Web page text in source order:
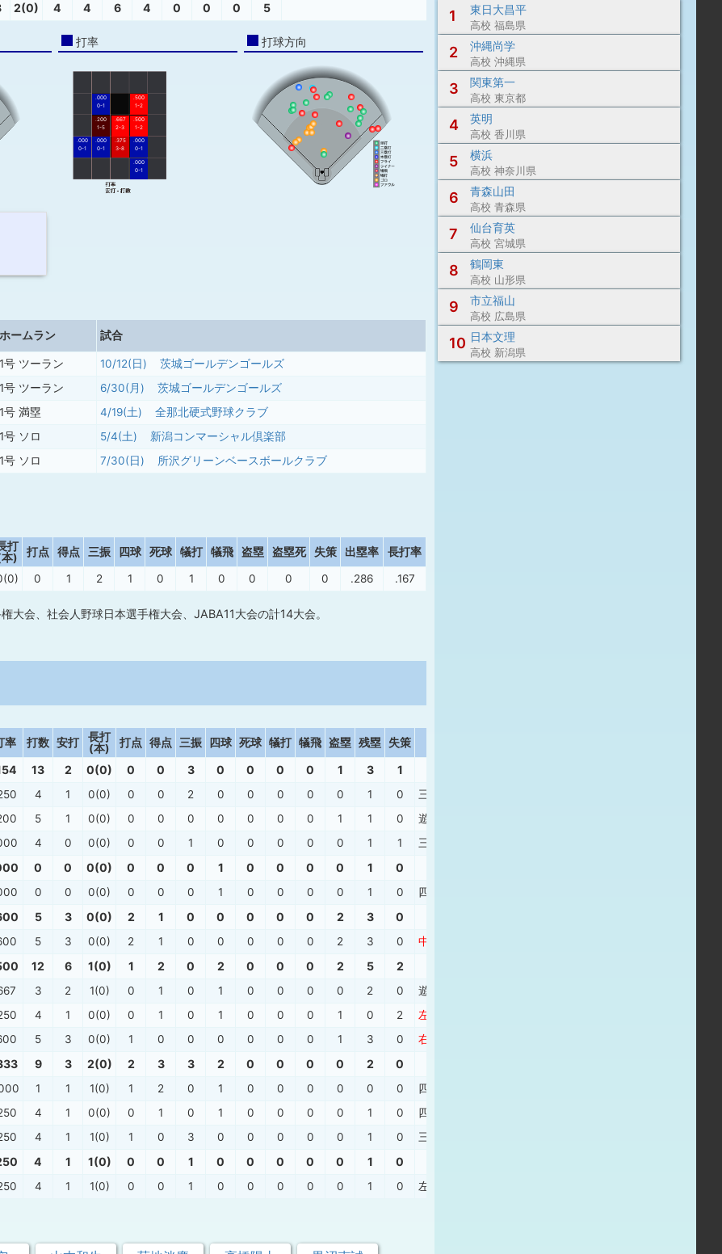
2(0) 4 4 6 4 0 0 0 5
打率
.000
0-1
.500
1-2
.200
1-5
.667
2-3
.500
1-2
.000
0-1
.000
0-1
.375
3-8
.000
0-1
.000
0-1
打球方向
ホームラン 試合
1号 ツーラン 10/12(日)
茨城ゴールデンゴールズ
1号 ツーラン 6/30(月)
茨城ゴールデンゴールズ
1号 満塁 4/19(土)
全那北硬式野球クラブ
1号 ソロ 5/4(土)
新潟コンマーシャル倶楽部
1号 ソロ 7/30(日) 所沢グリーンベースボールクラブ
打
)
打点 得点 三振 四球 死球 犠打 犠飛 盗塁 盗塁死 失策 出塁率 長打率
0 1 2 1 0 1 0 0 0 0 .286 .167
大会、社会人野球日本選手権大会、JABA11大会の計14大会。
率 打数 安打
長打
(本)
打点 得点 三振 四球 死球 犠打 犠飛 盗塁 残塁 失策
13 2 0(0) 0 0 3 0 0 0 0 1 3 1
4 1 0(0) 0 0 2 0 0 0 0 0 1 0 三振
5 1 0(0) 0 0 0 0 0 0 0 1 1 0 遊ゴ
4 0 0(0) 0 0 1 0 0 0 0 0 1 1 三振
0 0 0(0) 0 0 0 1 0 0 0 0 1 0
0 0 0(0) 0 0 0 1 0 0 0 0 1 0 四球
5 3 0(0) 2 1 0 0 0 0 0 2 3 0
5 3 0(0) 2 1 0 0 0 0 0 2 3 0 中安
12 6 1(0) 1 2 0 2 0 0 0 2 5 2
3 2 1(0) 0 1 0 1 0 0 0 0 2 0 遊ゴ
4 1 0(0) 0 1 0 1 0 0 0 1 0 2 左安
5 3 0(0) 1 0 0 0 0 0 0 1 3 0 右安
9 3 2(0) 2 3 3 2 0 0 0 0 2 0
1 1 1(0) 1 2 0 1 0 0 0 0 0 0 四球
4 1 0(0) 0 1 0 1 0 0 0 0 1 0 四球
4 1 1(0) 1 0 3 0 0 0 0 0 1 0 三振
4 1 1(0) 0 0 1 0 0 0 0 0 1 0
4 1 1(0) 0 0 1 0 0 0 0 0 1 0 左飛
1
東日大昌平
高校 福島県
2 沖縄尚学
高校 沖縄県
3 関東第一
高校 東京都
4 英明
高校 香川県
5 横浜
高校 神奈川県
6 青森山田
高校 青森県
7 仙台育英
高校 宮城県
8 鶴岡東
高校 山形県
9 市立福山
高校 広島県
10 日本文理
高校 新潟県